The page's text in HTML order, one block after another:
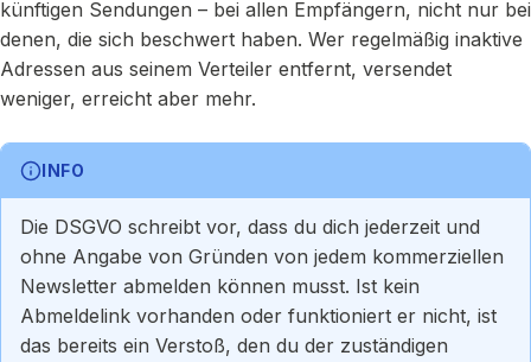
künftigen Sendungen – bei allen Empfängern, nicht nur bei
denen, die sich beschwert haben. Wer regelmäßig inaktive
Adressen aus seinem Verteiler entfernt, versendet
weniger, erreicht aber mehr.
INFO
Die DSGVO schreibt vor, dass du dich jederzeit und
ohne Angabe von Gründen von jedem kommerziellen
Newsletter abmelden können musst. Ist kein
Abmeldelink vorhanden oder funktioniert er nicht, ist
das bereits ein Verstoß, den du der zuständigen